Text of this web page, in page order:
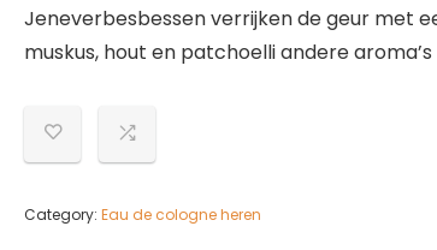
Jeneverbesbessen verrijken de geur met
muskus, hout en patchoelli andere
Category: Eau de cologne heren